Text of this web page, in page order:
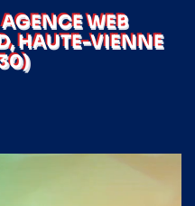
WEB
HAUTE-VIENNE